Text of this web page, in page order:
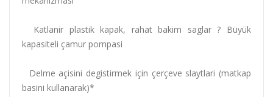
Katlanir plastik kapak, rahat bakim saglar ? Büyük
kapasiteli çamur pompasi
Delme açisini degistirmek için çerçeve slaytlari (matkap
basini kullanarak)*